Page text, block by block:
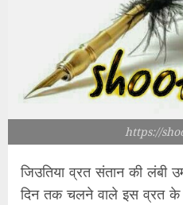
https://
जिउतिया व्रत संतान की लंबी
दिन तक चलने वाले इस व्रत के